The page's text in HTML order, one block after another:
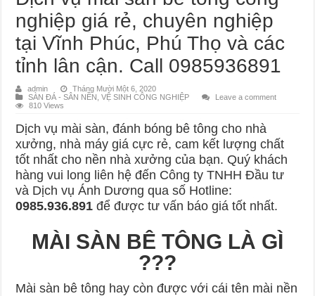
nghiệp giá rẻ, chuyên nghiệp
tại Vĩnh Phúc, Phú Thọ và các
tỉnh lân cận. Call 0985936891
admin
Tháng Mười Một 6, 2020
SÀN ĐÁ - SÂN NỀN ,VỆ SINH CÔNG NGHIỆP
Leave a comment
810 Views
Dịch vụ mài sàn, đánh bóng bê tông cho nhà
xưởng, nhà máy giá cực rẻ, cam kết lượng chất
tốt nhất cho nền nhà xưởng của bạn. Quý khách
hàng vui long liên hệ đến Công ty TNHH Đầu tư
và Dịch vụ Ánh Dương qua số Hotline:
0985.936.891để được tư vấn báo giá tốt nhất.
MÀI SÀN BÊ TÔNG LÀ GÌ
???
Mài sàn bê tông hay còn được với cái tên mài nền